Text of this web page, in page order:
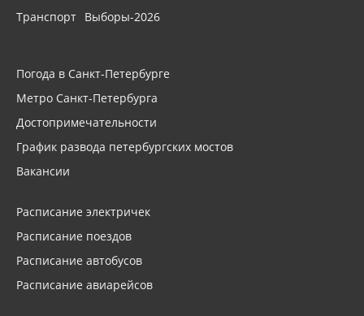
Транспорт Выборы-2026
Погода в Санкт-Петербурге
Метро Санкт-Петербурга
Достопримечательности
График развода петербургских мостов
Вакансии
Расписание электричек
Расписание поездов
Расписание автобусов
Расписание авиарейсов